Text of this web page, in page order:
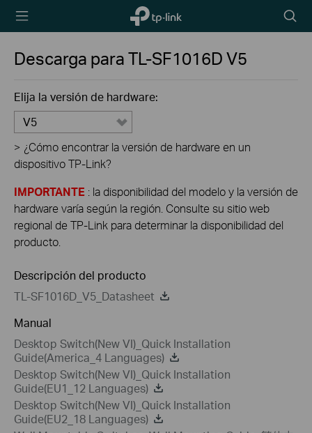
TP-Link,
Reliably
icon
Descarga paraTL-SF1016DV5
Elija la versión de hardware:
V5
> ¿Cómo encontrar la versión de hardware en un
dispositivo TP-Link?
IMPORTANTE : la disponibilidad del modelo y la versión de
hardware varía según la región. Consulte su sitio web
regional de TP-Link para determinar la disponibilidad del
producto.
Descripción del producto
TL-SF1016D_V5_Datasheet
Manual
Desktop Switch(New VI)_Quick Installation
Guide(America_4 Languages)
Desktop Switch(New VI)_Quick Installation
Guide(EU1_12 Languages)
Desktop Switch(New VI)_Quick Installation
Guide(EU2_18 Languages)